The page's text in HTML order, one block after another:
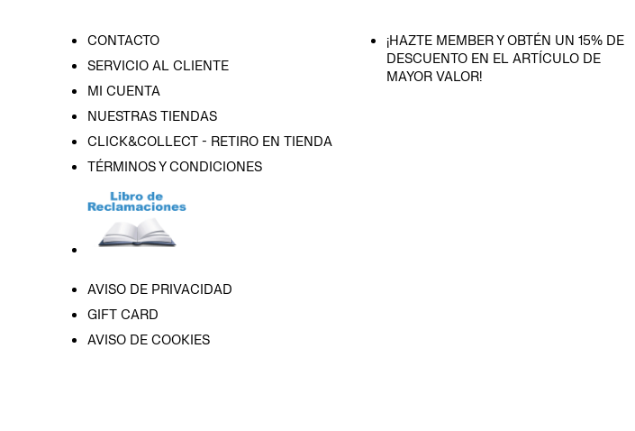
CONTACTO
SERVICIO AL CLIENTE
MI CUENTA
NUESTRAS TIENDAS
CLICK&COLLECT - RETIRO EN TIENDA
TÉRMINOS Y CONDICIONES
AVISO DE PRIVACIDAD
GIFT CARD
AVISO DE COOKIES
¡HAZTE MEMBER Y OBTÉN UN 15% DE
DESCUENTO EN EL ARTÍCULO DE
MAYOR VALOR!